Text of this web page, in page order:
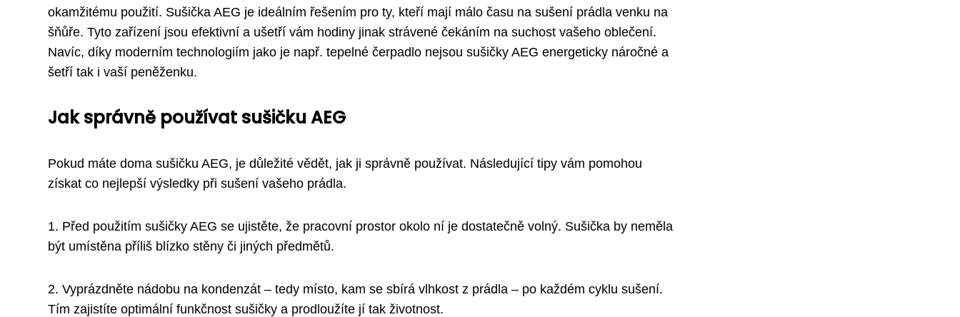
okamžitému použití. Sušička AEG je ideálním řešením pro ty, kteří mají málo času na sušení prádla venku na
šňůře. Tyto zařízení jsou efektivní a ušetří vám hodiny jinak strávené čekáním na suchost vašeho oblečení.
Navíc, díky moderním technologiím jako je např. tepelné čerpadlo nejsou sušičky AEG energeticky náročné a
šetří tak i vaší peněženku.
Jak správně používat sušičku AEG
Pokud máte doma sušičku AEG, je důležité vědět, jak ji správně používat. Následující tipy vám pomohou
získat co nejlepší výsledky při sušení vašeho prádla.
1. Před použitím sušičky AEG se ujistěte, že pracovní prostor okolo ní je dostatečně volný. Sušička by neměla
být umístěna příliš blízko stěny či jiných předmětů.
2. Vyprázdněte nádobu na kondenzát – tedy místo, kam se sbírá vlhkost z prádla – po každém cyklu sušení.
Tím zajistíte optimální funkčnost sušičky a prodloužíte jí tak životnost.